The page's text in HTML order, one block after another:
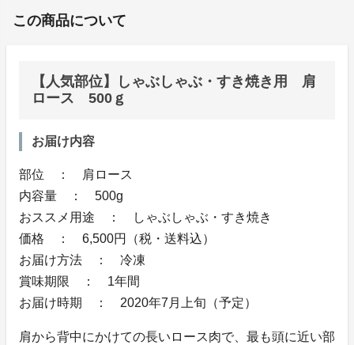
この商品について
【人気部位】しゃぶしゃぶ・すき焼き用 肩
ロース 500ｇ
お届け内容
部位 ： 肩ロース
内容量 ： 500g
おススメ用途 ： しゃぶしゃぶ・すき焼き
価格 ： 6,500円（税・送料込）
お届け方法 ： 冷凍
賞味期限 ： 1年間
お届け時期 ： 2020年7月上旬（予定）
肩から背中にかけての長いロース肉で、最も頭に近い部